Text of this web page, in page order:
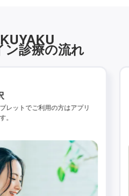
ン診療の流れ
レットでご利用の方はアプリ
。